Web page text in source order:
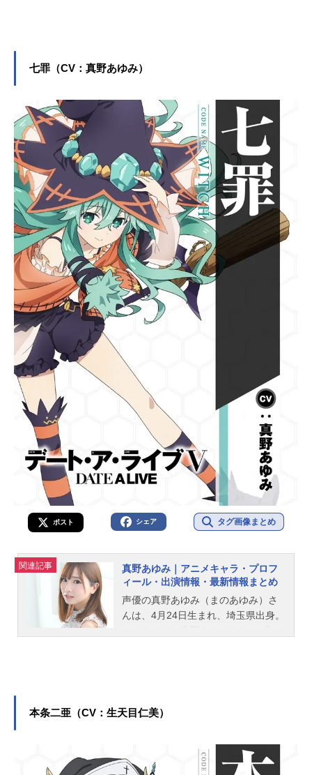
七罪（CV：真野あゆみ）
ポスト シェア タグ画像まとめ
関連記事
真野あゆみ｜アニメキャラ・プロフ
ィール・出演情報・最新情報まとめ
声優の真野あゆみ（まのあゆみ）さ
んは、4月24日生まれ、埼玉県出身。
本条二亜（CV：生天目仁美）